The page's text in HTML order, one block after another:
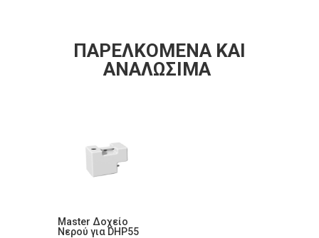
ΠΑΡΕΛΚΟΜΕΝΑ ΚΑΙ
ΑΝΑΛΩΣΙΜΑ
Master Δοχείο
Νερού για DHP55